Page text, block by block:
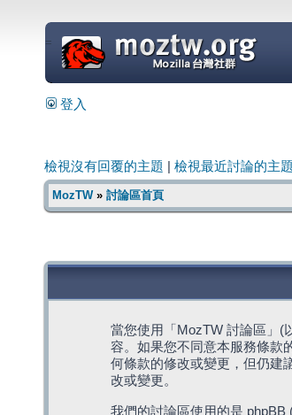
=
登入
檢視沒有回覆的主題 檢視最近討論的主題
MozTW» 討論區首頁
當您使用「MozTW 討論區」(
容。如果您不同意本服務條款
何條款的修改或變更，但仍建
改或變更。
我們的討論區使用的是 phpBB